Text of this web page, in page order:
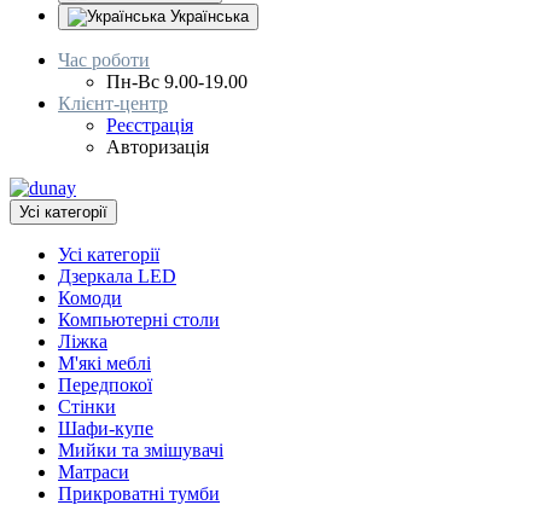
Українська
Час роботи
Пн-Вс 9.00-19.00
Клієнт-центр
Реєстрація
Авторизація
Усі категорії
Усі категорії
Дзеркала LED
Комоди
Компьютерні столи
Ліжка
М'які меблі
Передпокої
Стінки
Шафи-купе
Мийки та змішувачі
Матраси
Прикроватні тумби